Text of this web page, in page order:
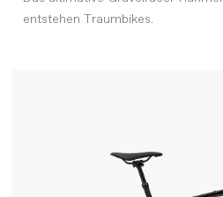
entstehen Traumbikes.